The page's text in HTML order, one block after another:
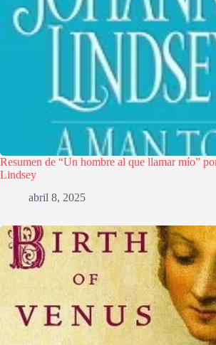
Resumen de “Un hombre al que llamar mío”
Lindsey
abril 8, 2025